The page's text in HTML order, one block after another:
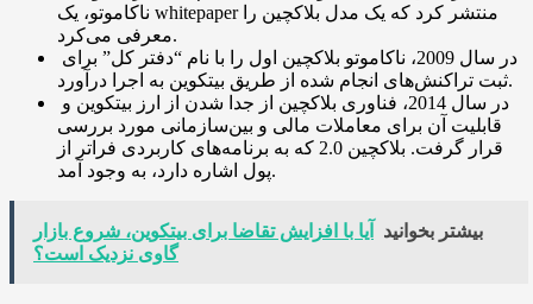
ناکاموتو، یک whitepaper منتشر کرد که یک مدل بلاکچین را
معرفی می‌کرد.
ثبت تراکنش‌های انجام شده از طریق بیتکوین به اجرا درآورد.
قابلیت آن برای معاملات مالی و بین‌سازمانی مورد بررسی
قرار گرفت. بلاکچین 2.0 که به برنامه‌های کاربردی فراتر از
پول اشاره دارد، به وجود آمد.
بیشتر بخوانید
آیا با افزایش تقاضا برای بیتکوین، شروع بازار
گاوی نزدیک است؟